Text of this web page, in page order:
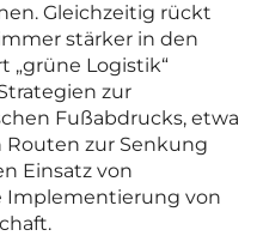
Gleichzeitig rückt
stärker in den
„grüne Logistik“
zur
Fußabdrucks, etwa
zur Senkung
Einsatz von
Implementierung von